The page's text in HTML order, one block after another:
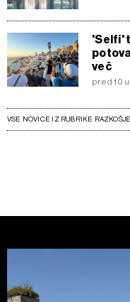
'Selfi'
več
pred 10
VSE NOVICE IZ RUBRIKE RAZKOŠJE